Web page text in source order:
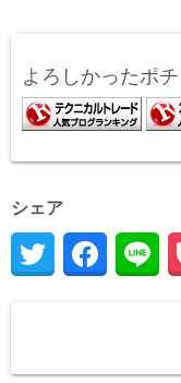
よろしかったポ
シェア